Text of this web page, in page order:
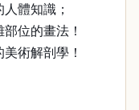
體知識；
位的畫法！
術解剖學！